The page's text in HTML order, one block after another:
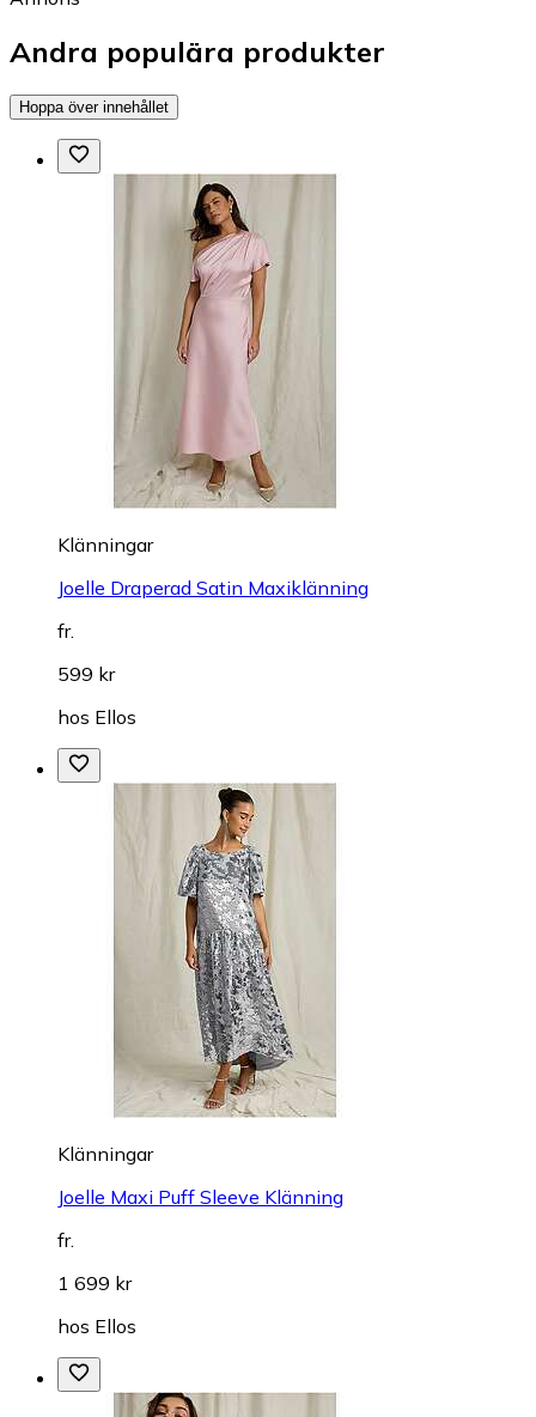
Andra populära produkter
Hoppa över innehållet
Klänningar
Joelle Draperad Satin Maxiklänning
fr.
599 kr
hos Ellos
Klänningar
Joelle Maxi Puff Sleeve Klänning
fr.
1 699 kr
hos Ellos